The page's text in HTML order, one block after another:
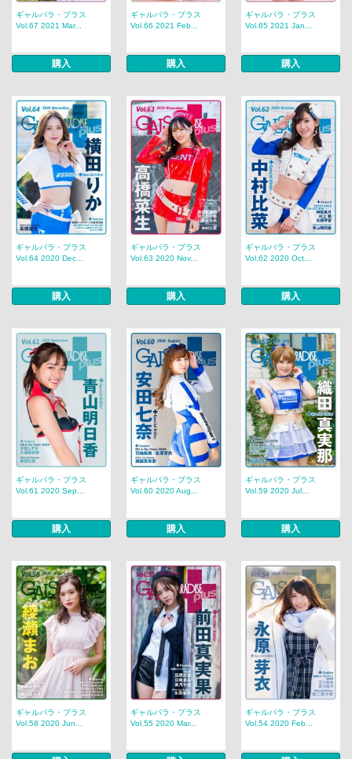
ギャルパラ・プラス
Vol.67 2021 Mar...
購入
ギャルパラ・プラス
Vol.66 2021 Feb...
購入
ギャルパラ・プラス
Vol.65 2021 Jan...
購入
ギャルパラ・プラス
Vol.64 2020 Dec...
購入
ギャルパラ・プラス
Vol.63 2020 Nov...
購入
ギャルパラ・プラス
Vol.62 2020 Oct...
購入
ギャルパラ・プラス
Vol.61 2020 Sep...
購入
ギャルパラ・プラス
Vol.60 2020 Aug...
購入
ギャルパラ・プラス
Vol.59 2020 Jul...
購入
ギャルパラ・プラス
Vol.58 2020 Jun...
ギャルパラ・プラス
Vol.55 2020 Mar...
ギャルパラ・プラス
Vol.54 2020 Feb...